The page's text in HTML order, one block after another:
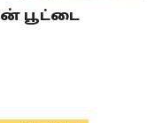
பூட்டை